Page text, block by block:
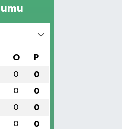
O P
0 0
0 0
0 0
0 0